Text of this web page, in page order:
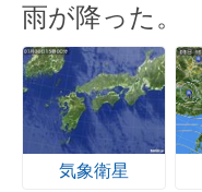
雨が降った。
気象衛星